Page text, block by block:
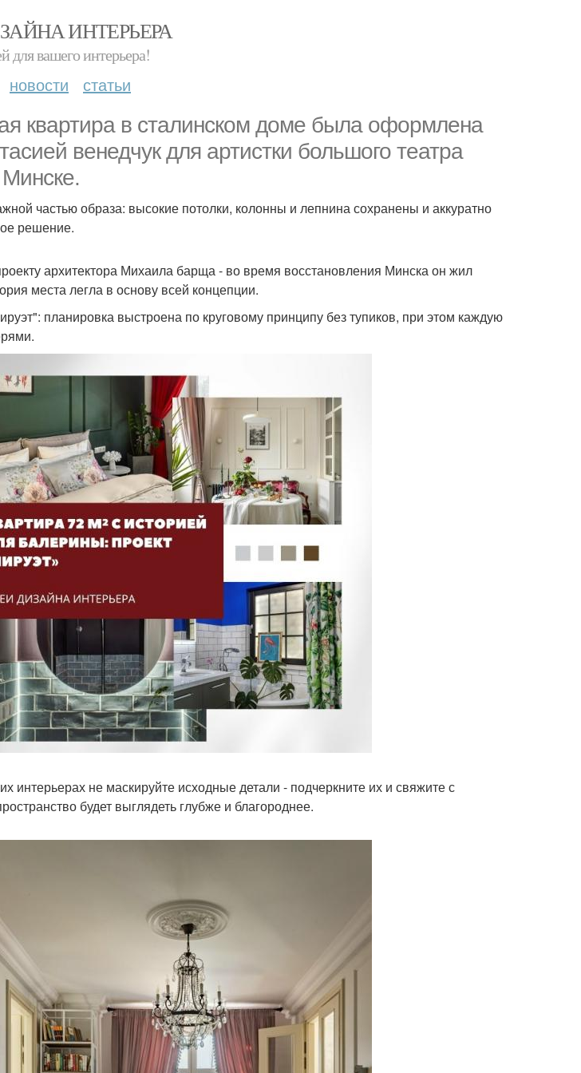
ИНТЕРЬЕРА
для вашего интерьера!
новости статьи
квартира в сталинском доме была оформлена
венедчук для артистки большого театра
частью образа: высокие потолки, колонны и лепнина сохранены и аккуратно
решение.
архитектора Михаила барща - во время восстановления Минска он жил
места легла в основу всей концепции.
планировка выстроена по круговому принципу без тупиков, при этом каждую
интерьерах не маскируйте исходные детали - подчеркните их и свяжите с
будет выглядеть глубже и благороднее.